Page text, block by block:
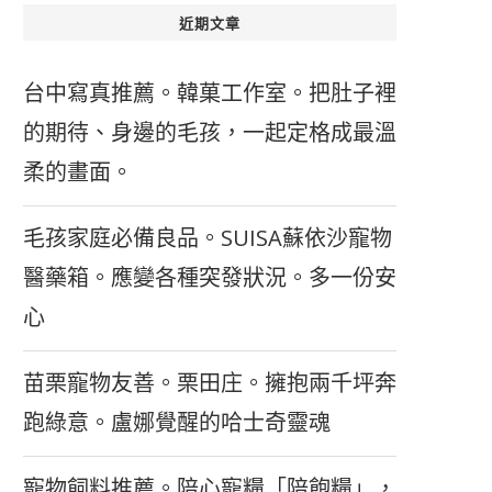
近期文章
台中寫真推薦。韓菓工作室。把肚子裡
的期待、身邊的毛孩，一起定格成最溫
柔的畫面。
毛孩家庭必備良品。SUISA蘇依沙寵物
醫藥箱。應變各種突發狀況。多一份安
心
苗栗寵物友善。栗田庄。擁抱兩千坪奔
跑綠意。盧娜覺醒的哈士奇靈魂